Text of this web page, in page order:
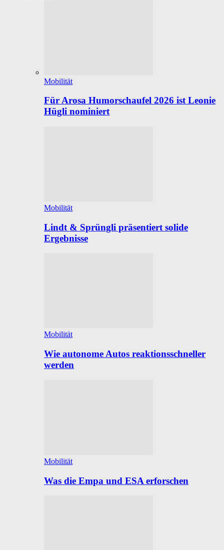
Mobilität
Für Arosa Humorschaufel 2026 ist Leonie
Hügli nominiert
Mobilität
Lindt & Sprüngli präsentiert solide
Ergebnisse
Mobilität
Wie autonome Autos reaktionsschneller
werden
Mobilität
Was die Empa und ESA erforschen